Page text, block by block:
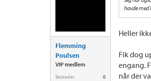
Flemming
Poulsen
VIP medlem
Beskeder:
0
havde med
Heller
Fik dog
engang.
når der